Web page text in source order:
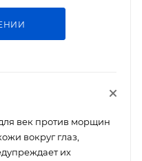
век против морщин
вокруг глаз,
их